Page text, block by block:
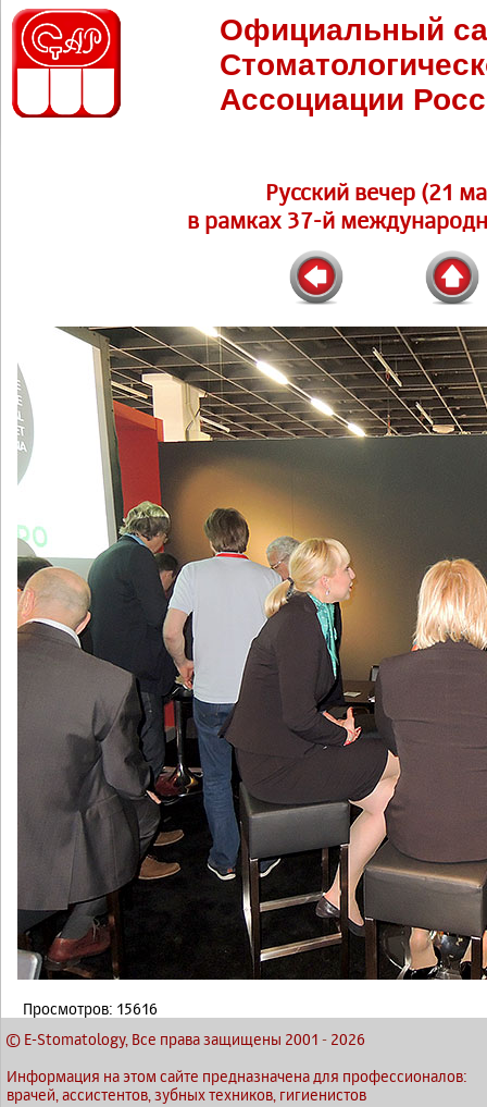
Официальный
Ассоциации
Русский вечер (21
в рамках 37-й
Просмотров: 15616
© E-Stomatology, Все права защищены 2001 - 2026
Информация на этом сайте предназначена для профессионалов:
врачей, ассистентов, зубных техников, гигиенистов